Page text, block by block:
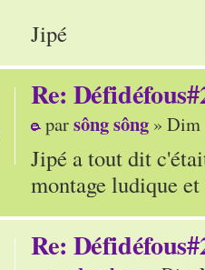
Jipé
Re:
parsông sông » Dim
Jipé a tout dit
montage ludique
Re: